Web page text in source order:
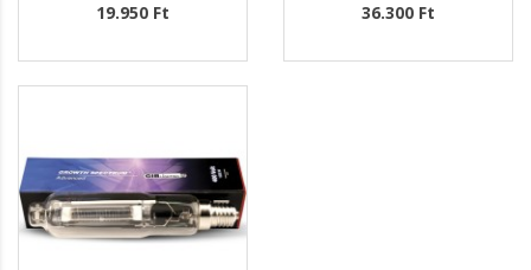
19.950 Ft 36.300 Ft